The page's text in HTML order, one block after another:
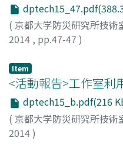
( 京都大学防災研究所技術
2014 , pp.47-47 )
Item
<活動報告>工作室利
dptech15_b.pdf(216
( 京都大学防災研究所技術
2014)